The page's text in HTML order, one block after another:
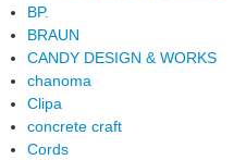
BP.
BRAUN
CANDY DESIGN & WORKS
chanoma
Clipa
concrete craft
Cords